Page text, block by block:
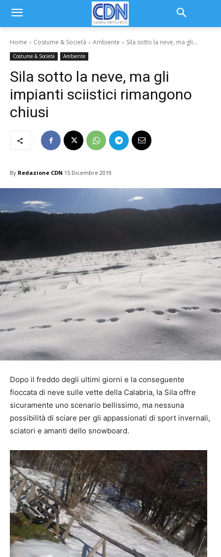
Home Costume & Società Ambiente Sila sotto la neve, ma gli...
Costume & Società Ambiente
Sila sotto la neve, ma gli
impianti sciistici rimangono
chiusi
By Redazione CDN 15 Dicembre 2019
Dopo il freddo degli ultimi giorni e la conseguente
fioccata di neve sulle vette della Calabria, la Sila offre
sicuramente uno scenario bellissimo, ma nessuna
possibilità di sciare per gli appassionati di sport invernali,
sciatori e amanti dello snowboard.